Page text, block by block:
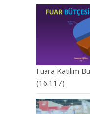
Fuara Katılım
(16.117)